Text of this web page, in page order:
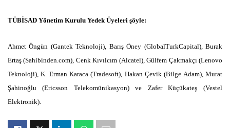
TÜBİSAD Yönetim Kurulu Yedek Üyeleri şöyle:
Ahmet Öngün (Gantek Teknoloji), Barış Öney (GlobalTurkCapital), Burak
Ertaş (Sahibinden.com), Cenk Kıvılcım (Alcatel), Gülfem Çakmakçı (Lenovo
Teknoloji), K. Erman Karaca (Tradesoft), Hakan Çevik (Bilge Adam), Murat
Şahinoğlu (Ericsson Telekomünikasyon) ve Zafer Küçükateş (Vestel
Elektronik).